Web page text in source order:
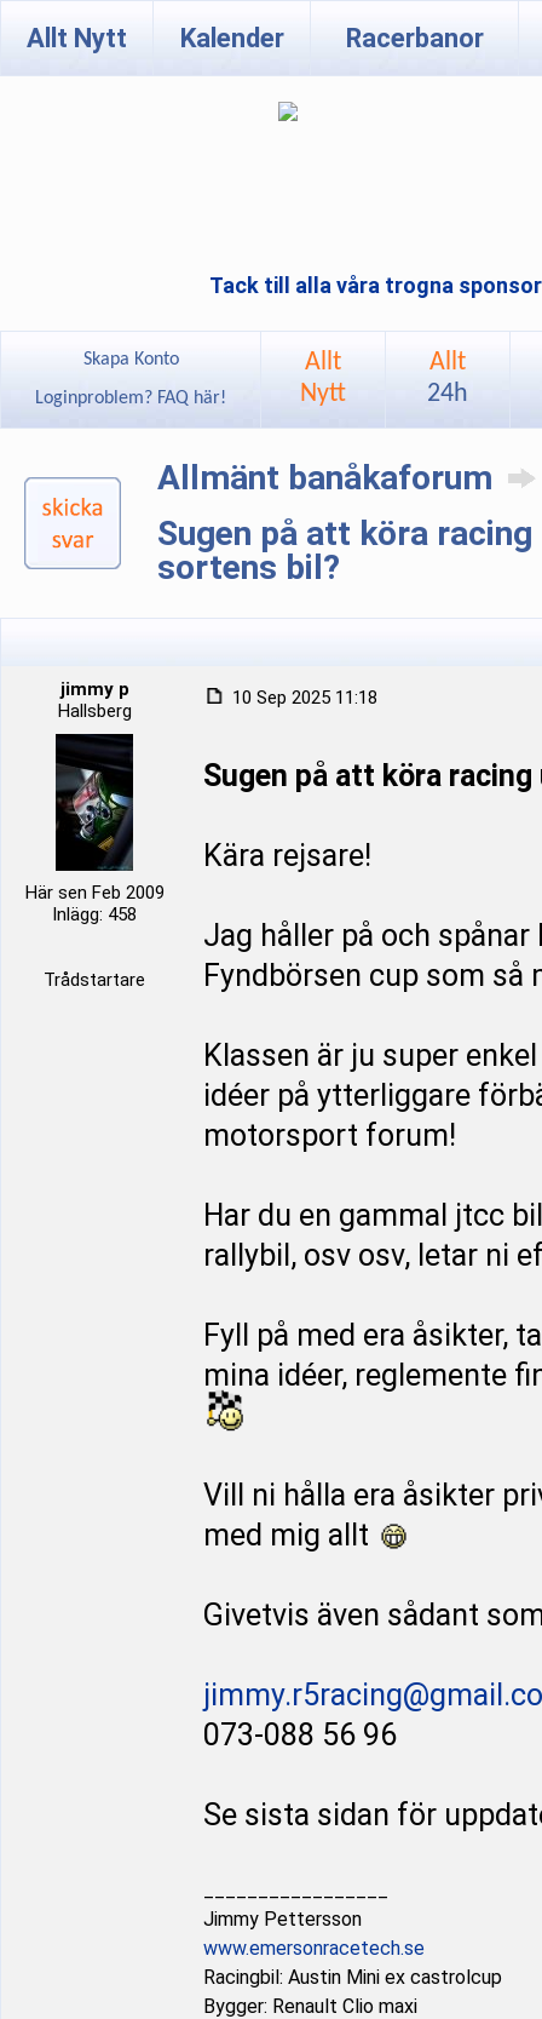
Allt Nytt Kalender Racerbanor
Tack till alla våra trogna
Skapa Konto
Loginproblem? FAQ här!
Allt
Nytt
Allt
24h
Allmänt banåkaforum
Sugen på att köra
sortens bil?
jimmy p
Hallsberg
Här sen Feb 2009
Inlägg: 458
Trådstartare
10 Sep 2025 11:18
Sugen på att köra
Kära rejsare!
Jag håller på och
Fyndbörsen cup som så
Klassen är ju super
idéer på ytterliggare
motorsport forum!
Har du en gammal jtcc
rallybil, osv osv, letar ni
Fyll på med era åsikter,
mina idéer, reglemente
Vill ni hålla era åsikter
med mig allt
Givetvis även sådant
073-088 56 96
Se sista sidan för
Jimmy Pettersson
www.emersonracetech.se
Racingbil: Austin Mini ex castrolcup
Bygger: Renault Clio maxi